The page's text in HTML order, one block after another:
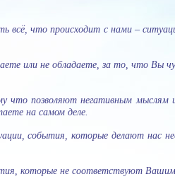
всё, что происходит с нами –
или не обладаете, за то, что Вы
что позволяют негативным
на самом деле.
события, которые делают нас
которые не соответствуют